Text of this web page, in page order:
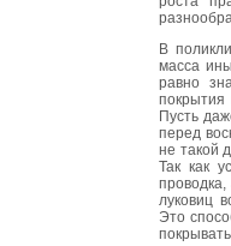
В
масса
равно
покрытия
Пусть
перед
не такой
Так как
луковиц
Это